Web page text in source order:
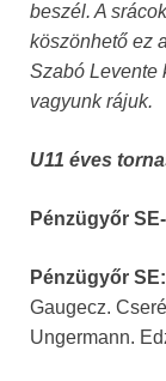
beszél. A
köszönhető ez
Szabó Levente
vagyunk rájuk.
U11 éves
Pénzügyőr
Pénzügyőr SE:
Gaugecz.
Ungermann.